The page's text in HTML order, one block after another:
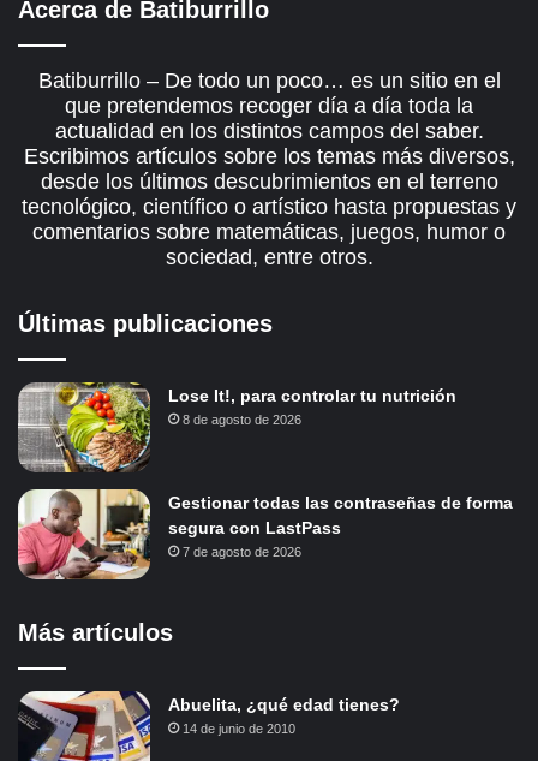
Acerca de Batiburrillo
Batiburrillo – De todo un poco… es un sitio en el
que pretendemos recoger día a día toda la
actualidad en los distintos campos del saber.
Escribimos artículos sobre los temas más diversos,
desde los últimos descubrimientos en el terreno
tecnológico, científico o artístico hasta propuestas y
comentarios sobre matemáticas, juegos, humor o
sociedad, entre otros.
Últimas publicaciones
Lose It!, para controlar tu nutrición
8 de agosto de 2026
Gestionar todas las contraseñas de forma
segura con LastPass
7 de agosto de 2026
Más artículos
Abuelita, ¿qué edad tienes?
14 de junio de 2010